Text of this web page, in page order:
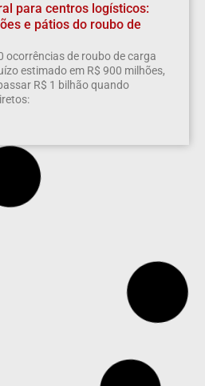
para centros logísticos:
e pátios do roubo de
ocorrências de roubo de carga
estimado em R$ 900 milhões,
R$ 1 bilhão quando